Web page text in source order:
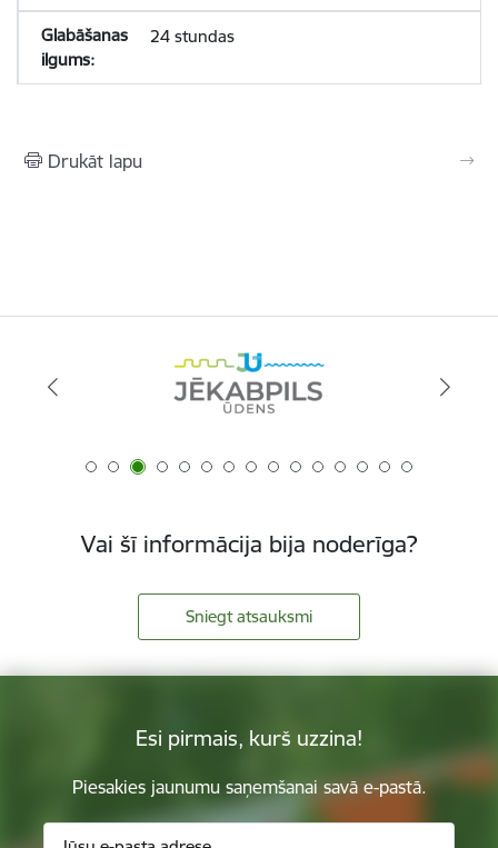
24 stundas
Drukāt lapu
Vai šī informācija bija noderīga?
Sniegt atsauksmi
Esi pirmais, kurš uzzina!
Piesakies jaunumu saņemšanai savā e-pastā.